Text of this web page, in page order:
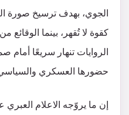
الجوي، بهدف ترسيخ صورة
كقوة لا تُقهر، بينما الوقائع
الروايات تنهار سريعًا أمام
حضورها العسكري والسياسي
إن ما يروّجه الاعلام